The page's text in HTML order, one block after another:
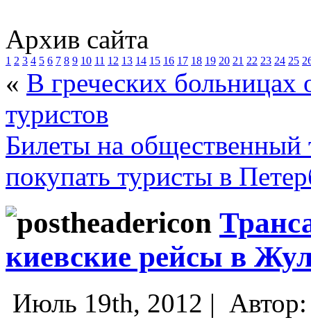
Архив сайта
1 2 3 4 5 6 7 8 9 10 11 12 13 14 15 16 17 18 19 20 21 22 23 24 25
« В греческих больницах
туристов
Билеты на общественный
покупать туристы в
киевские рейсы в
Июль 19th, 2012 |